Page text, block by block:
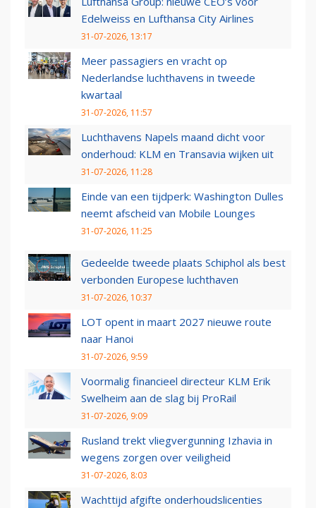
Edelweiss en Lufthansa City Airlines
31-07-2026, 13:17
Meer passagiers en vracht op
Nederlandse luchthavens in tweede
kwartaal
31-07-2026, 11:57
Luchthavens Napels maand dicht voor
onderhoud: KLM en Transavia wijken uit
31-07-2026, 11:28
Einde van een tijdperk: Washington Dulles
neemt afscheid van Mobile Lounges
31-07-2026, 11:25
Gedeelde tweede plaats Schiphol als best
verbonden Europese luchthaven
31-07-2026, 10:37
LOT opent in maart 2027 nieuwe route
naar Hanoi
31-07-2026, 9:59
Voormalig financieel directeur KLM Erik
Swelheim aan de slag bij ProRail
31-07-2026, 9:09
Rusland trekt vliegvergunning Izhavia in
wegens zorgen over veiligheid
31-07-2026, 8:03
Wachttijd afgifte onderhoudslicenties